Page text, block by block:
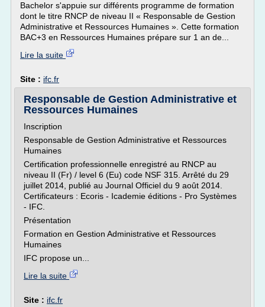
Bachelor s'appuie sur différents programme de formation
dont le titre RNCP de niveau II « Responsable de Gestion
Administrative et Ressources Humaines ». Cette formation
BAC+3 en Ressources Humaines prépare sur 1 an de...
Lire la suite
Site : ifc.fr
Responsable de Gestion Administrative et
Ressources Humaines
Inscription
Responsable de Gestion Administrative et Ressources
Humaines
Certification professionnelle enregistré au RNCP au
niveau II (Fr) / level 6 (Eu) code NSF 315. Arrêté du 29
juillet 2014, publié au Journal Officiel du 9 août 2014.
Certificateurs : Ecoris - Icademie éditions - Pro Systèmes
- IFC.
Présentation
Formation en Gestion Administrative et Ressources
Humaines
IFC propose un...
Lire la suite
Site : ifc.fr